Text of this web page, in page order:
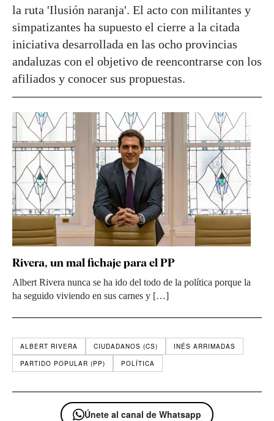
la ruta 'Ilusión naranja'. El acto con militantes y
simpatizantes ha supuesto el cierre a la citada
iniciativa desarrollada en las ocho provincias
andaluzas con el objetivo de reencontrarse con los
afiliados y conocer sus propuestas.
Rivera, un mal fichaje para el PP
Albert Rivera nunca se ha ido del todo de la política porque la
ha seguido viviendo en sus carnes y […]
ALBERT RIVERA CIUDADANOS (CS)
INÉS ARRIMADAS
PARTIDO POPULAR (PP)
POLÍTICA
Únete al canal de Whatsapp